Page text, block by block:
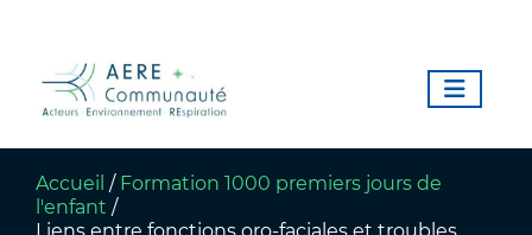
Accueil / Formation 1000 premiers jours de
l'enfant /